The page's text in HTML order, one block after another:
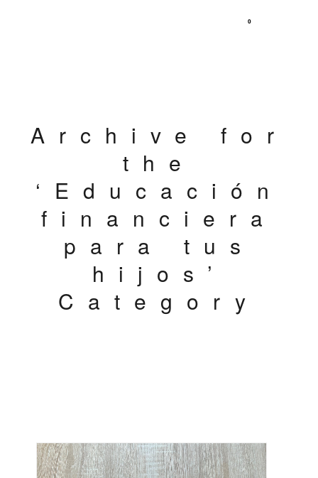
0
Archive for
the
‘Educación
financiera
para tus
hijos’
Category